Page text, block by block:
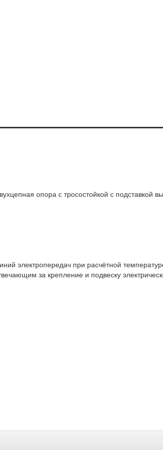
опора с тросостойкой с подставкой
электропередач при расчётной
за крепление и подвеску